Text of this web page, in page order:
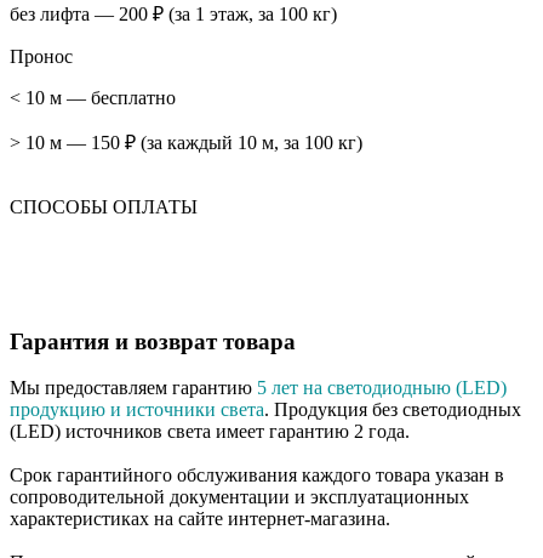
без лифта — 200 ₽ (за 1 этаж, за 100 кг)
Пронос
< 10 м — бесплатно
> 10 м — 150 ₽ (за каждый 10 м, за 100 кг)
СПОСОБЫ ОПЛАТЫ
Гарантия и возврат товара
Мы предоставляем гарантию 5 лет на светодиодныю (LED)
продукцию и источники света. Продукция без светодиодных
(LED) источников света имеет гарантию 2 года.
Срок гарантийного обслуживания каждого товара указан в
сопроводительной документации и эксплуатационных
характеристиках на сайте интернет-магазина.